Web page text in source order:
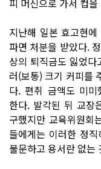
지난해 일본 효고현
파면 처분을 받았다.
상의 퇴직금도 잃었
러(보통) 크기 커피를
다. 편취 금액도 미미
한다. 발각된 뒤 교장
구했지만 교육위원회
들에게는 이러한 정
불문하고 용서란 없는